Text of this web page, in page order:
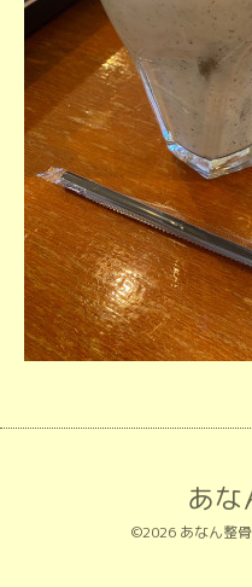
あな
©2026 あなん整